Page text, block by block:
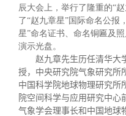
专业委
兴趣群
西南联
捐赠纪
捐赠方
义工计
《水木
我要订
新媒体
清华人
清华故
青春风
校友服务
终身学
信息化
校友总会
总会简
关闭
辰大会上，举行了隆重的“
了“赵九章星”国际命名公报
星”命名证书、命名铜匾及
演示光盘。
赵九章先生历任清华大
授，中央研究院气象研究所
中国科学院地球物理研究所
院空间科学与应用研究中心
气象学会理事长和中国地球